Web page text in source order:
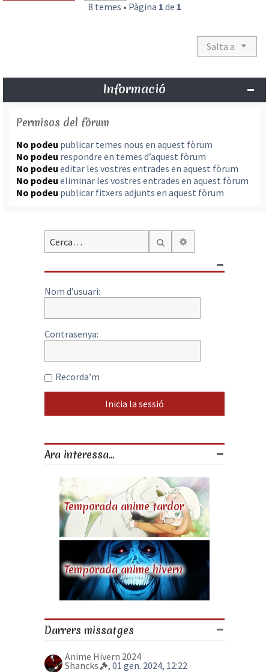
8 temes • Pàgina 1 de 1
Salta a
Informació
Permisos del fòrum
No podeu publicar temes nous en aquest fòrum
No podeu respondre en temes d’aquest fòrum
No podeu editar les vostres entrades en aquest fòrum
No podeu eliminar les vostres entrades en aquest fòrum
No podeu publicar fitxers adjunts en aquest fòrum
Cerca
Nom d’usuari:
Contrasenya:
Recorda’m
Ara interessa...
Temporada anime tardor
Temporada anime hivern
Darrers missatges
Anime Hivern 2024
Shancks
, 01 gen. 2024, 12:22